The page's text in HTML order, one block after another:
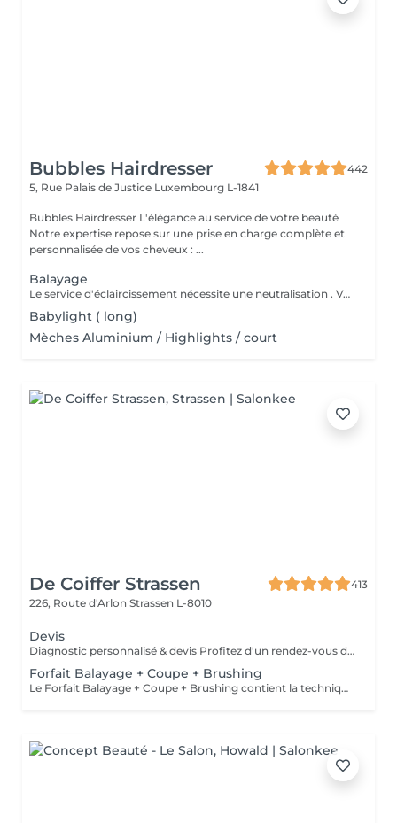
Bubbles Hairdresser
442
5, Rue Palais de Justice Luxembourg L-1841
Bubbles Hairdresser L'élégance au service de votre beauté
Notre expertise repose sur une prise en charge complète et
personnalisée de vos cheveux : ...
Balayage
Le service d'éclaircissement nécessite une neutralisation . Veuillez cliquer sur le service Patine/Gloss
Babylight ( long)
Mèches Aluminium / Highlights / court
De Coiffer Strassen
413
226, Route d'Arlon Strassen L-8010
Devis
Diagnostic personnalisé & devis Profitez d'un rendez-vous dédié pour échanger sur votre projet, recevoir des conseils personnalisés et obtenir un devis sur mesure. Le montant du rendez-vous sera déduit lors de la réalisation de votre prestation.
Forfait Balayage + Coupe + Brushing
Le Forfait Balayage + Coupe + Brushing contient la technique Balayage, un coulage (pour donner le bon reflet au Balayage), Olaplex, une Coupe et un Brushing. Dépendant de la quantité de produit utilisée ou de la longueur des cheveux, le prix peut varier. En cas de questions veuillez appeler au +352 26 35 02 89.